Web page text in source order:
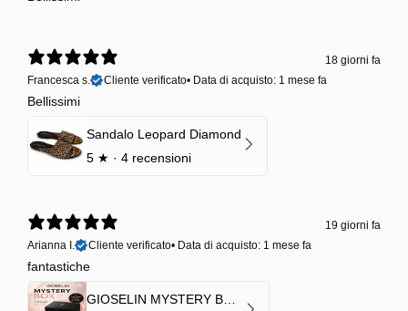
18 giorni fa
Francesca s.
Cliente verificato• Data di acquisto: 1 mese fa
Bellissimi
Sandalo Leopard Diamond
5 ★ · 4 recensioni
19 giorni fa
Arianna I.
Cliente verificato• Data di acquisto: 1 mese fa
fantastiche
GIOSELIN MYSTERY BOX | €24,99 → Valore garantito minimo €70